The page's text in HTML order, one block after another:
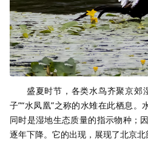
盛夏时节，各类水鸟齐聚京郊
子”“水凤凰”之称的水雉在此栖息。
同时是湿地生态质量的指示物种；
逐年下降。它的出现，展现了北京北